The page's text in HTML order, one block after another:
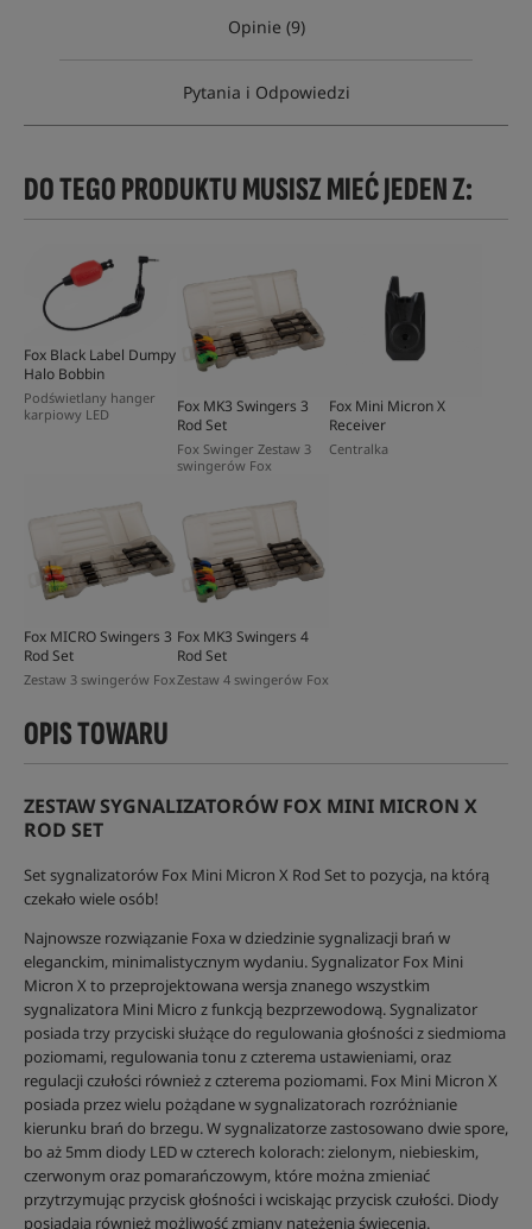
Opinie (9)
Pytania i Odpowiedzi
DO TEGO PRODUKTU MUSISZ MIEĆ JEDEN Z:
Fox Black Label Dumpy
Halo Bobbin
Podświetlany hanger
karpiowy LED
Fox MK3 Swingers 3
Rod Set
Fox Swinger Zestaw 3
swingerów Fox
Fox Mini Micron X
Receiver
Centralka
Fox MICRO Swingers 3
Rod Set
Zestaw 3 swingerów Fox
Fox MK3 Swingers 4
Rod Set
Zestaw 4 swingerów Fox
OPIS TOWARU
ZESTAW SYGNALIZATORÓW FOX MINI MICRON X
ROD SET
Set sygnalizatorów Fox Mini Micron X Rod Set to pozycja, na którą
czekało wiele osób!
Najnowsze rozwiązanie Foxa w dziedzinie sygnalizacji brań w
eleganckim, minimalistycznym wydaniu. Sygnalizator Fox Mini
Micron X to przeprojektowana wersja znanego wszystkim
sygnalizatora Mini Micro z funkcją bezprzewodową. Sygnalizator
posiada trzy przyciski służące do regulowania głośności z siedmioma
poziomami, regulowania tonu z czterema ustawieniami, oraz
regulacji czułości również z czterema poziomami. Fox Mini Micron X
posiada przez wielu pożądane w sygnalizatorach rozróżnianie
kierunku brań do brzegu. W sygnalizatorze zastosowano dwie spore,
bo aż 5mm diody LED w czterech kolorach: zielonym, niebieskim,
czerwonym oraz pomarańczowym, które można zmieniać
przytrzymując przycisk głośności i wciskając przycisk czułości. Diody
posiadają również możliwość zmiany natężenia świecenia.